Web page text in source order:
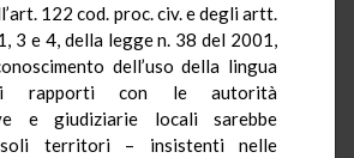
122 cod. proc. civ. e degli artt.
3 e 4, della legge n. 38 del 2001,
dell’uso della lingua
rapporti con le autorità
e giudiziarie locali sarebbe
territori – insistenti nelle